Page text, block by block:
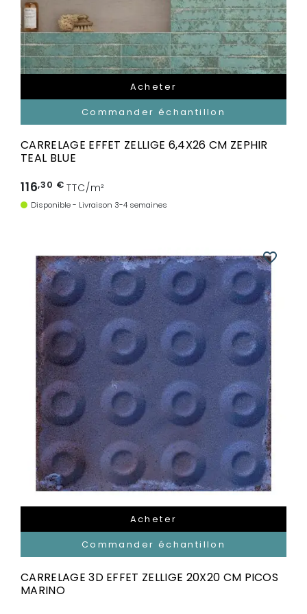
Acheter
Commander échantillon
CARRELAGE EFFET ZELLIGE 6,4X26 CM ZEPHIR
TEAL BLUE
116,30 € TTC/m²
Disponible - Livraison 3-4 semaines
Acheter
Commander échantillon
favorite_border
CARRELAGE 3D EFFET ZELLIGE 20X20 CM PICOS
MARINO